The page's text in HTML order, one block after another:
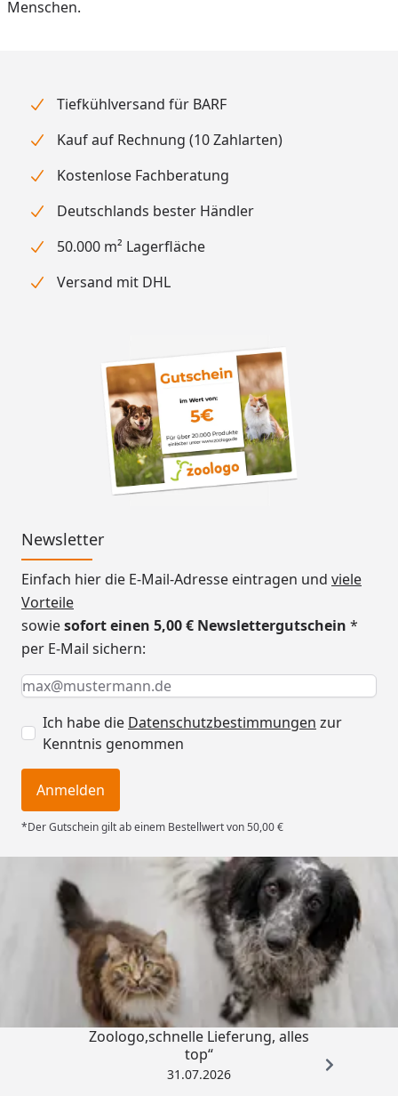
Menschen.
Tiefkühlversand für BARF
Kauf auf Rechnung (10 Zahlarten)
Kostenlose Fachberatung
Deutschlands bester Händler
50.000 m² Lagerfläche
Versand mit DHL
Newsletter
Einfach hier die E-Mail-Adresse eintragen und viele
Vorteile
sowiesofort einen 5,00 € Newslettergutschein *
per E-Mail sichern:
Keine Eingabe erforderlich
Eingabe erforderlich
E-Mail *
Ich habe die Datenschutzbestimmungen zur
Kenntnis genommen
Anmelden
*Der Gutschein gilt ab einem Bestellwert von 50,00 €
Trusted Shops
4,74/ 5
„Gute Erfahrung mit
Zoologo,schnelle Lieferung, alles
top“
31.07.2026